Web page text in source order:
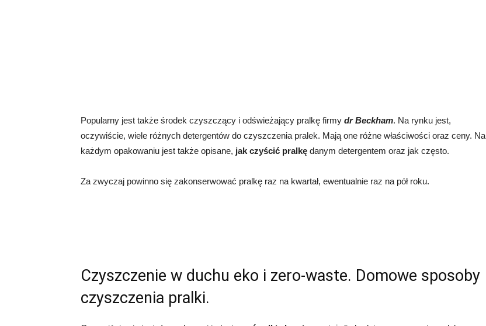
Popularny jest także środek czyszczący i odświeżający pralkę firmy dr Beckham. Na rynku jest,
oczywiście, wiele różnych detergentów do czyszczenia pralek. Mają one różne właściwości oraz ceny. Na
każdym opakowaniu jest także opisane, jak czyścić pralkę danym detergentem oraz jak często.
Za zwyczaj powinno się zakonserwować pralkę raz na kwartał, ewentualnie raz na pół roku.
Czyszczenie w duchu eko i zero-waste. Domowe sposoby
czyszczenia pralki.